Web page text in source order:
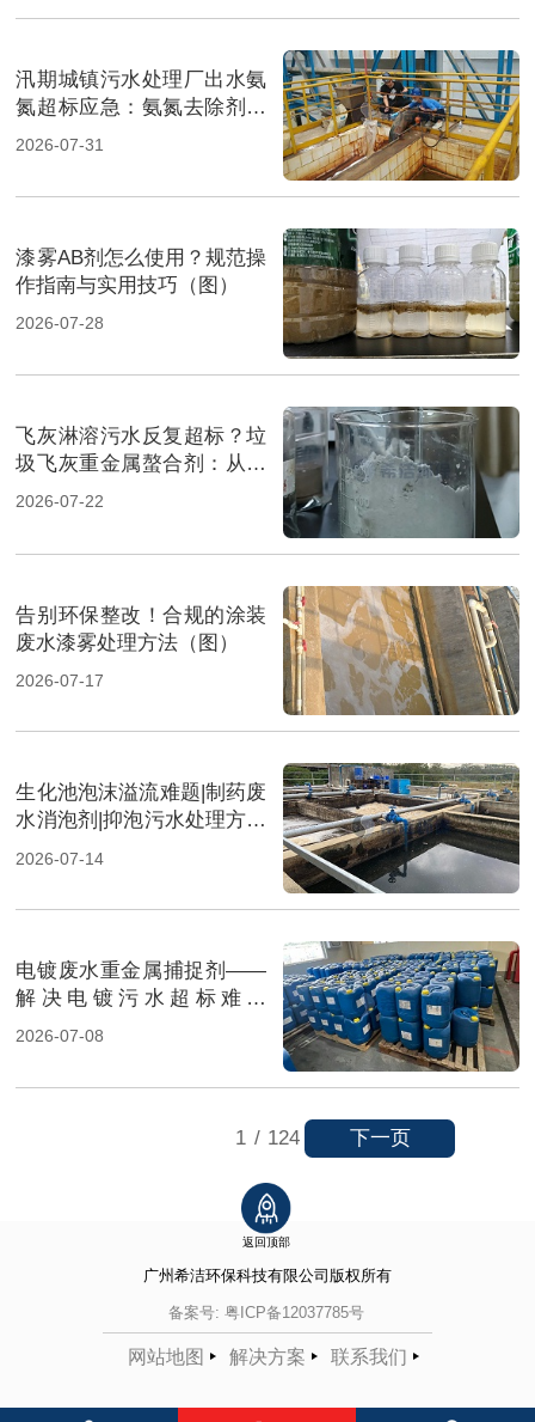
汛期城镇污水处理厂出水氨
氮超标应急：氨氮去除剂投
加方法及实操指南（图）
2026-07-31
漆雾AB剂怎么使用？规范操
作指南与实用技巧（图）
2026-07-28
飞灰淋溶污水反复超标？垃
圾飞灰重金属螯合剂：从源
头实现固液双达标（图）
2026-07-22
告别环保整改！合规的涂装
废水漆雾处理方法（图）
2026-07-17
生化池泡沫溢流难题|制药废
水消泡剂|抑泡污水处理方案
（图）
2026-07-14
电镀废水重金属捕捉剂——
解决电镀污水超标难题
（图）
2026-07-08
1 / 124 下一页
返回顶部
广州希洁环保科技有限公司 版权所有
备案号: 粤ICP备12037785号
网站地图 解决方案 联系我们